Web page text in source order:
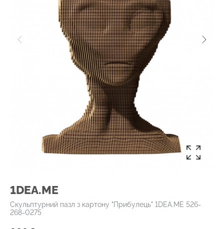
1DEA.ME
Скульптурний пазл з картону "Прибулець" 1DEA.ME 526-
268-0275